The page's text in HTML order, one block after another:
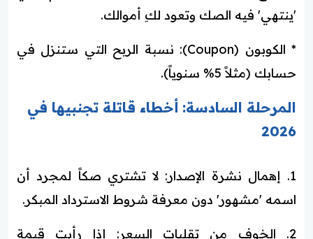
'ينتهي' فيه الصك وتعود لكِ أموالك.
* الكوبون (Coupon): نسبة الربح التي ستنزل في
حسابك (مثلاً 5% سنوياً).
المرحلة السادسة: أخطاء قاتلة تجنبيها في
2026
1. إهمال نشرة الإصدار: لا تشتري صكاً لمجرد أن
اسمه 'مشهور' دون معرفة شروط الاسترداد المبكر.
2. الخوف من تقلبات السعر: إذا رأيتِ قيمة